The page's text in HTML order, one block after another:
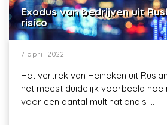
Exodus van bedrijven uit
risico
7 april 2022
Het vertrek van Heineken uit
het meest duidelijk voorbeeld hoe
voor een aantal multinationals ...